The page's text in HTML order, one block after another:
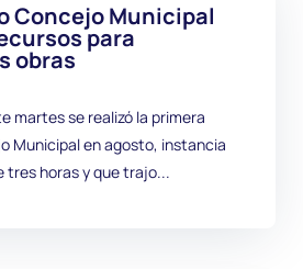
Concejo Municipal
para
obras
martes se realizó la primera
Municipal en agosto, instancia
tres horas y que trajo...